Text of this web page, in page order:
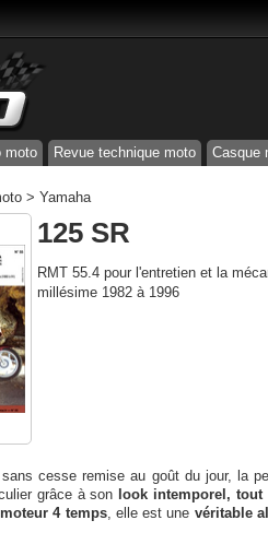
moto Revue technique moto Casque
> Yamaha
125 SR
RMT 55.4 pour l'entretien et la
millésime 1982 à 1996
cesse remise au goût du jour, la
grâce à son look intemporel, tout
4 temps, elle est une véritable